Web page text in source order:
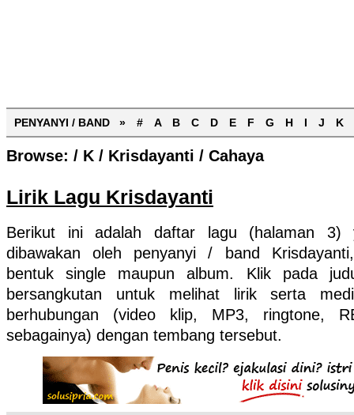
PENYANYI / BAND » # A B C D E F G H I J K
Browse: / K / Krisdayanti / Cahaya
Lirik Lagu Krisdayanti
Berikut ini adalah daftar lagu (halaman 3)
dibawakan oleh penyanyi / band
bentuk single maupun album. Klik pada
bersangkutan untuk melihat lirik serta
berhubungan (video klip, MP3, ringtone,
sebagainya) dengan tembang tersebut.